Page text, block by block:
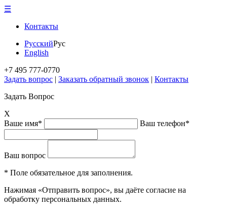
☰
Контакты
РусскийРус
English
+7 495 777-0770
Задать вопрос | Заказать обратный звонок | Контакты
Задать Вопрос
X
Ваше имя*
Ваш телефон*
Ваш вопрос
* Поле обязательное для заполнения.
Нажимая «Отправить вопрос», вы даёте согласие на
обработку персональных данных.